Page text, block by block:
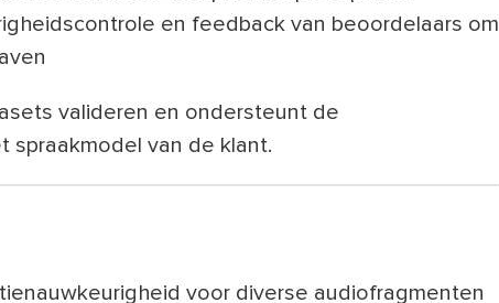
en feedback van beoordelaars om
valideren en ondersteunt de
spraakmodel van de klant.
voor diverse audiofragmenten